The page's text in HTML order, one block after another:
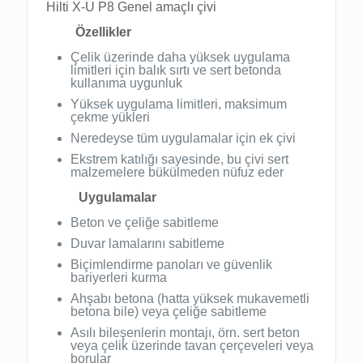
Hilti X-U P8 Genel amaçlı çivi
Özellikler
Çelik üzerinde daha yüksek uygulama
limitleri için balık sırtı ve sert betonda
kullanıma uygunluk
Yüksek uygulama limitleri, maksimum
çekme yükleri
Neredeyse tüm uygulamalar için ek çivi
Ekstrem katılığı sayesinde, bu çivi sert
malzemelere bükülmeden nüfuz eder
Uygulamalar
Beton ve çeliğe sabitleme
Duvar lamalarını sabitleme
Biçimlendirme panoları ve güvenlik
bariyerleri kurma
Ahşabı betona (hatta yüksek mukavemetli
betona bile) veya çeliğe sabitleme
Asılı bileşenlerin montajı, örn. sert beton
veya çelik üzerinde tavan çerçeveleri veya
borular